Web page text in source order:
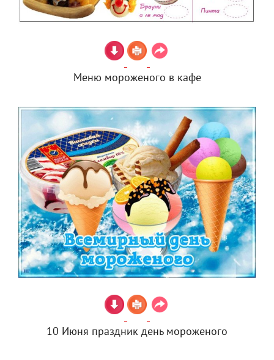
Меню мороженого в кафе
10 Июня праздник день мороженого